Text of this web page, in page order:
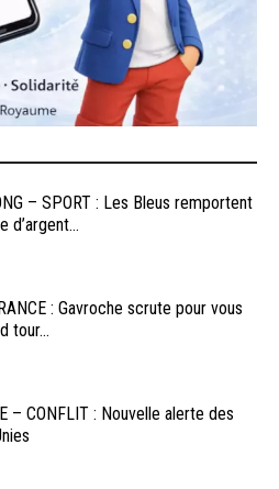
– SPORT : Les Bleus remportent
d’argent...
: Gavroche scrute pour vous
tour...
– CONFLIT : Nouvelle alerte des